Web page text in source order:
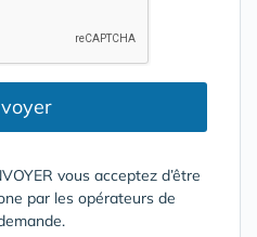
vous acceptez d’être
par les opérateurs de